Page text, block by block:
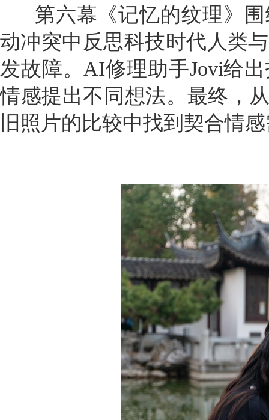
第六幕《记忆的纹理》
动冲突中反思科技时代人类
发故障。AI修理助手Jovi给
情感提出不同想法。最终，
旧照片的比较中找到契合情